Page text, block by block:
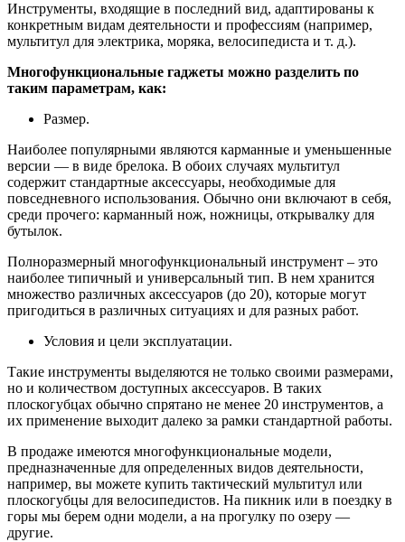
Инструменты, входящие в последний вид, адаптированы к
конкретным видам деятельности и профессиям (например,
мультитул для электрика, моряка, велосипедиста и т. д.).
Многофункциональные гаджеты можно разделить по
таким параметрам, как:
Размер.
Наиболее популярными являются карманные и уменьшенные
версии — в виде брелока. В обоих случаях мультитул
содержит стандартные аксессуары, необходимые для
повседневного использования. Обычно они включают в себя,
среди прочего: карманный нож, ножницы, открывалку для
бутылок.
Полноразмерный многофункциональный инструмент – это
наиболее типичный и универсальный тип. В нем хранится
множество различных аксессуаров (до 20), которые могут
пригодиться в различных ситуациях и для разных работ.
Условия и цели эксплуатации.
Такие инструменты выделяются не только своими размерами,
но и количеством доступных аксессуаров. В таких
плоскогубцах обычно спрятано не менее 20 инструментов, а
их применение выходит далеко за рамки стандартной работы.
В продаже имеются многофункциональные модели,
предназначенные для определенных видов деятельности,
например, вы можете купить тактический мультитул или
плоскогубцы для велосипедистов. На пикник или в поездку в
горы мы берем одни модели, а на прогулку по озеру —
другие.